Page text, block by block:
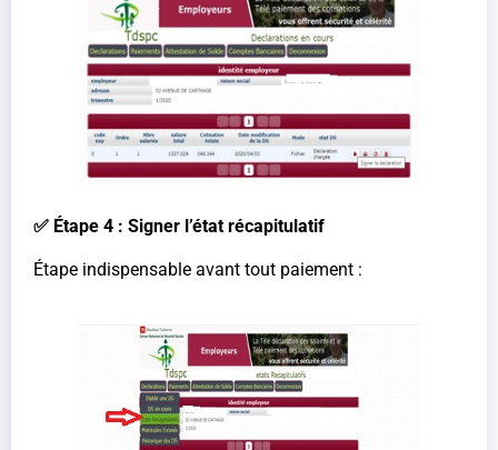
✅ Étape 4 : Signer l’état récapitulatif
Étape indispensable avant tout paiement :